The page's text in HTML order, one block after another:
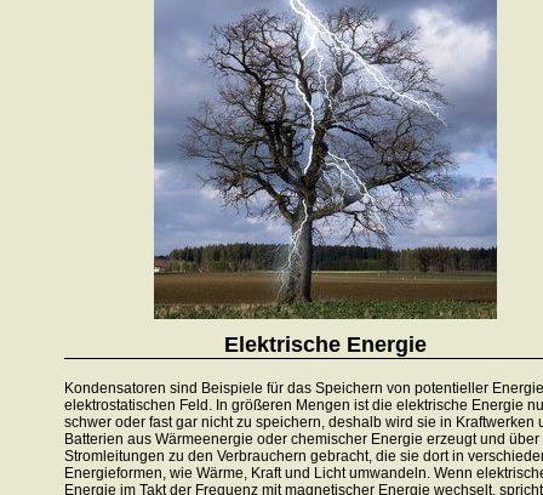
Elektrische Energie
Kondensatoren sind Beispiele für das Speichern von potentieller
elektrostatischen Feld. In größeren Mengen ist die elektrische Energie
schwer oder fast gar nicht zu speichern, deshalb wird sie in Kraftwerken
Batterien aus Wärmeenergie oder chemischer Energie erzeugt und über
Stromleitungen zu den Verbrauchern gebracht, die sie dort in
Energieformen, wie Wärme, Kraft und Licht umwandeln. Wenn
Energie im Takt der Frequenz mit magnetischer Energie wechselt,